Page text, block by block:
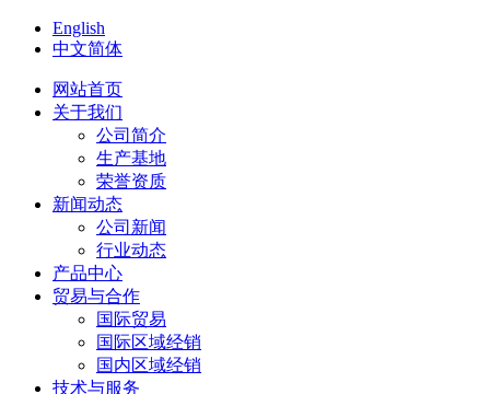
English
中文简体
网站首页
关于我们
公司简介
生产基地
荣誉资质
新闻动态
公司新闻
行业动态
产品中心
贸易与合作
国际贸易
国际区域经销
国内区域经销
技术与服务